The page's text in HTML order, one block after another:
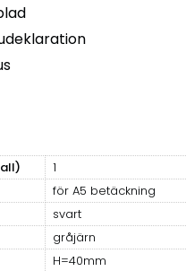
1
för A5 betäckning
svart
gråjärn
H=40mm